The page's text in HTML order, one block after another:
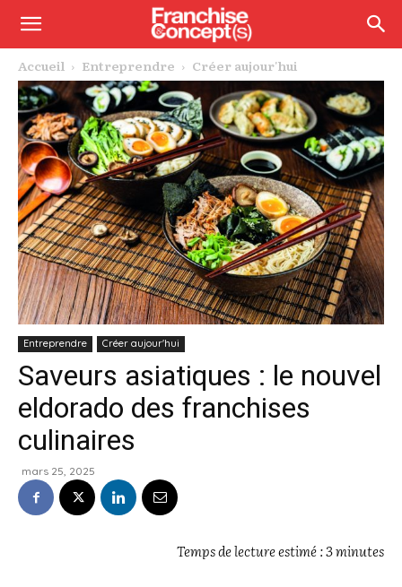
Accueil Entreprendre Créer aujour'hui
Entreprendre Créer aujour'hui
Saveurs asiatiques : le nouvel
eldorado des franchises
culinaires
mars 25, 2025
Temps de lecture estimé : 3 minutes